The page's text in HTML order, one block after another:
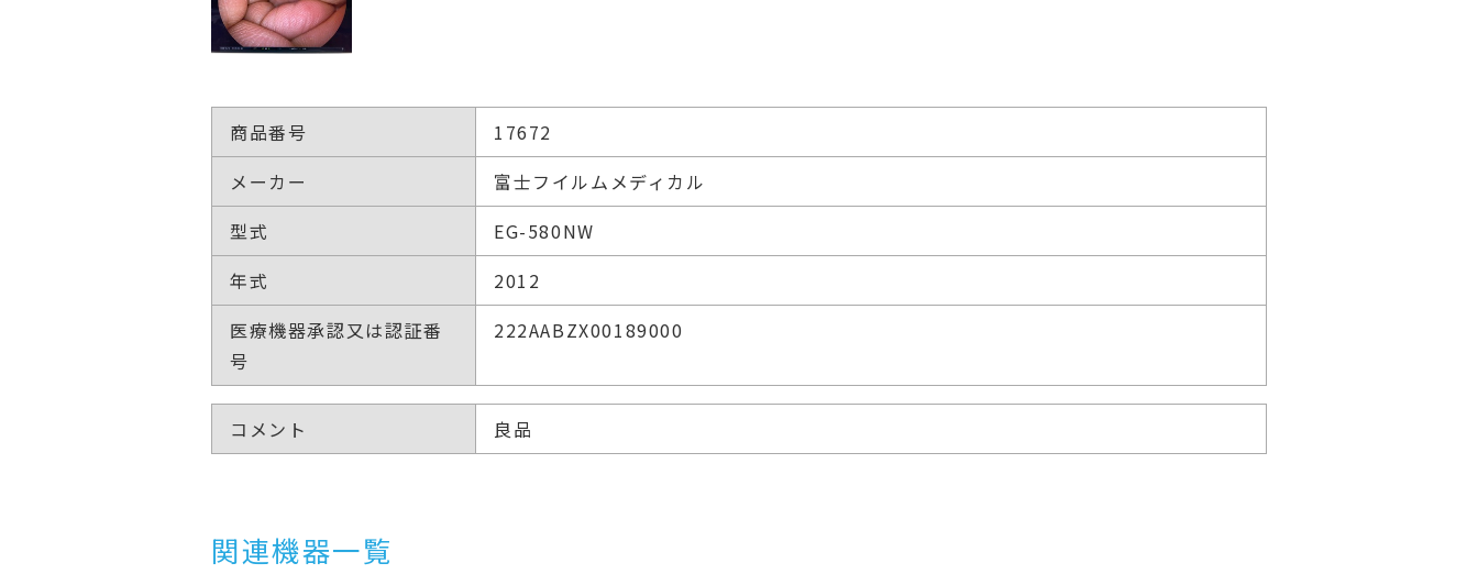
商品番号
17672
メーカー
富士フイルムメディカル
型式
EG-580NW
年式
2012
医療機器承認又は認証番
号
222AABZX00189000
コメント 良品
関連機器一覧